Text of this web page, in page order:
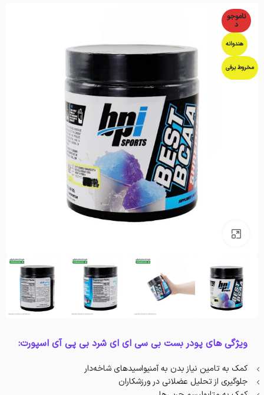
ناموجو
د
هندوانه
مخروط برفی
ویژگی های پودر بست بی سی ای ای شرد بی پی آی اسپورت:
کمک به تامین نیاز بدن به آمنیواسیدهای شاخه‌دار
جلوگیری از تحلیل عضلانی در ورزشکاران